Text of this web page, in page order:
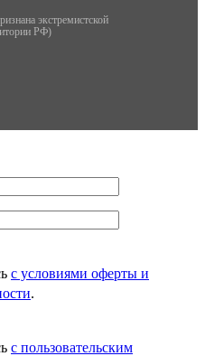
экстремистской
РФ)
с условиями оферты и
.
с пользовательским